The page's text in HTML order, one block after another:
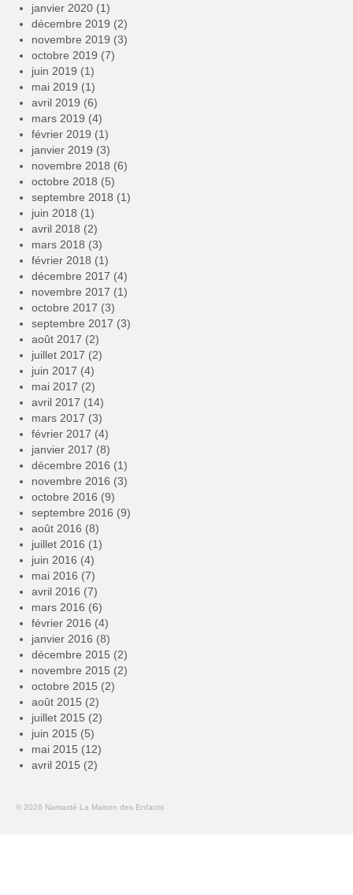
janvier 2020 (1)
décembre 2019 (2)
novembre 2019 (3)
octobre 2019 (7)
juin 2019 (1)
mai 2019 (1)
avril 2019 (6)
mars 2019 (4)
février 2019 (1)
janvier 2019 (3)
novembre 2018 (6)
octobre 2018 (5)
septembre 2018 (1)
juin 2018 (1)
avril 2018 (2)
mars 2018 (3)
février 2018 (1)
décembre 2017 (4)
novembre 2017 (1)
octobre 2017 (3)
septembre 2017 (3)
août 2017 (2)
juillet 2017 (2)
juin 2017 (4)
mai 2017 (2)
avril 2017 (14)
mars 2017 (3)
février 2017 (4)
janvier 2017 (8)
décembre 2016 (1)
novembre 2016 (3)
octobre 2016 (9)
septembre 2016 (9)
août 2016 (8)
juillet 2016 (1)
juin 2016 (4)
mai 2016 (7)
avril 2016 (7)
mars 2016 (6)
février 2016 (4)
janvier 2016 (8)
décembre 2015 (2)
novembre 2015 (2)
octobre 2015 (2)
août 2015 (2)
juillet 2015 (2)
juin 2015 (5)
mai 2015 (12)
avril 2015 (2)
© 2026 Namasté La Maison des Enfants